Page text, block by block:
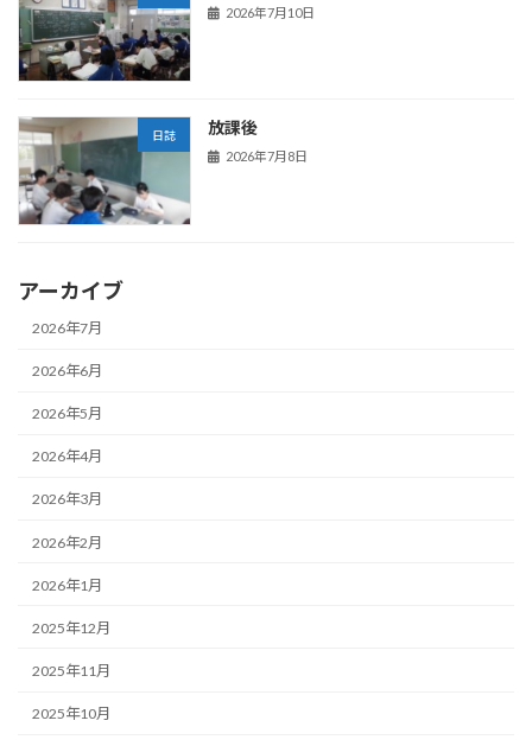
2026年7月10日
日誌 放課後
2026年7月8日
アーカイブ
2026年7月
2026年6月
2026年5月
2026年4月
2026年3月
2026年2月
2026年1月
2025年12月
2025年11月
2025年10月